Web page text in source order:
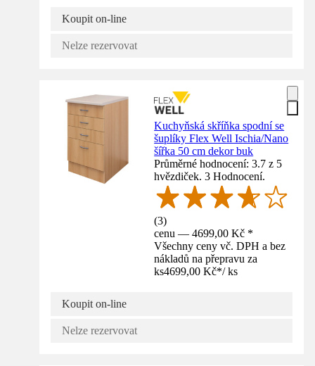
Koupit on-line
Nelze rezervovat
Kuchyňská skříňka spodní se
šuplíky Flex Well Ischia/Nano
šířka 50 cm dekor buk
Průměrné hodnocení: 3.7 z 5
hvězdiček. 3 Hodnocení.
(3)
cenu — 4699,00 Kč *
Všechny ceny vč. DPH a bez
nákladů na přepravu za
ks4699,00 Kč*/ ks
Koupit on-line
Nelze rezervovat